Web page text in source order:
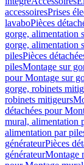
accessoiresPrises
lavaboPièces
gorge, alimentation
gorge, alimentation
pilesPièces
pilesMontage sur
pour Montage sur
gorge, robinets
robinets mitigeurs
détachées pour
mural, alimentation
alimentation par
générateurPièces
générateurMontage